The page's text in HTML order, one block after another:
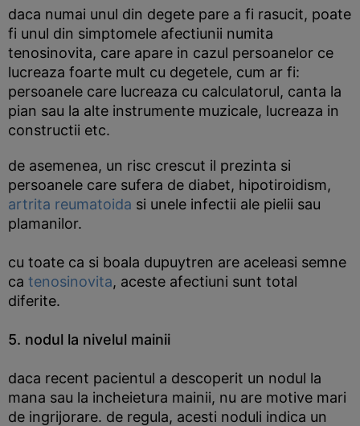
daca numai unul din degete pare a fi rasucit, poate
fi unul din simptomele afectiunii numita
tenosinovita, care apare in cazul persoanelor ce
lucreaza foarte mult cu degetele, cum ar fi:
persoanele care lucreaza cu calculatorul, canta la
pian sau la alte instrumente muzicale, lucreaza in
constructii etc.
de asemenea, un risc crescut il prezinta si
persoanele care sufera de diabet, hipotiroidism,
artrita reumatoida si unele infectii ale pielii sau
plamanilor.
cu toate ca si boala dupuytren are aceleasi semne
ca tenosinovita, aceste afectiuni sunt total
diferite.
5. nodul la nivelul mainii
daca recent pacientul a descoperit un nodul la
mana sau la incheietura mainii, nu are motive mari
de ingrijorare. de regula, acesti noduli indica un